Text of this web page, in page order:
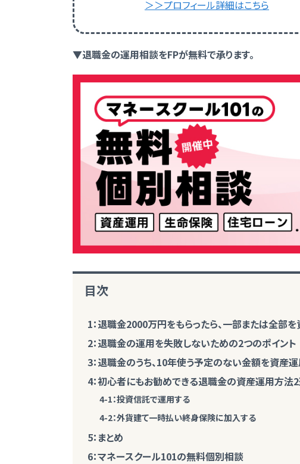
＞＞プロフィール詳細はこちら
▼退職金の運用相談をFPが無料で承ります。
目次
1：退職金2000万円をもらったら、一部または全部
2：退職金の運用を失敗しないための2つのポイント
3：退職金のうち、10年使う予定のない金額を資産
4：初心者にもお勧めできる退職金の資産運用方法
4-1：投資信託で運用する
4-2：外貨建て一時払い終身保険に加入する
5：まとめ
6：マネースクール101の無料個別相談